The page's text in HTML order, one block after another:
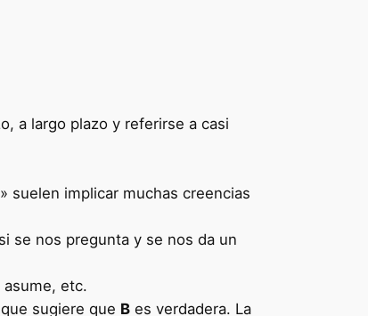
a largo plazo y referirse a casi
suelen implicar muchas creencias
se nos pregunta y se nos da un
etc.
sugiere que B es verdadera. La